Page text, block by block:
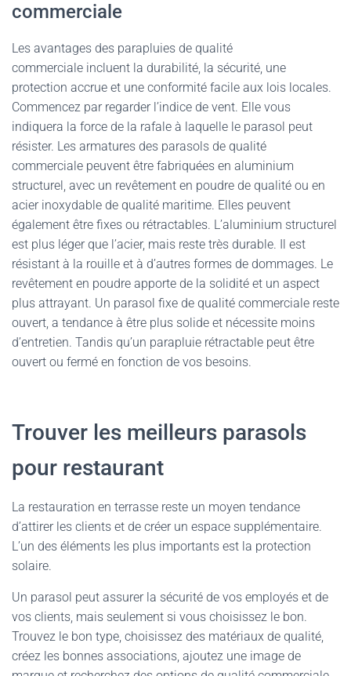
commerciale
Les avantages des parapluies de qualité
commerciale incluent la durabilité, la sécurité, une
protection accrue et une conformité facile aux lois locales.
Commencez par regarder l’indice de vent. Elle vous
indiquera la force de la rafale à laquelle le parasol peut
résister. Les armatures des parasols de qualité
commerciale peuvent être fabriquées en aluminium
structurel, avec un revêtement en poudre de qualité ou en
acier inoxydable de qualité maritime. Elles peuvent
également être fixes ou rétractables. L’aluminium structurel
est plus léger que l’acier, mais reste très durable. Il est
résistant à la rouille et à d’autres formes de dommages. Le
revêtement en poudre apporte de la solidité et un aspect
plus attrayant. Un parasol fixe de qualité commerciale reste
ouvert, a tendance à être plus solide et nécessite moins
d’entretien. Tandis qu’un parapluie rétractable peut être
ouvert ou fermé en fonction de vos besoins.
Trouver les meilleurs parasols
pour restaurant
La restauration en terrasse reste un moyen tendance
d’attirer les clients et de créer un espace supplémentaire.
L’un des éléments les plus importants est la protection
solaire.
Un parasol peut assurer la sécurité de vos employés et de
vos clients, mais seulement si vous choisissez le bon.
Trouvez le bon type, choisissez des matériaux de qualité,
créez les bonnes associations, ajoutez une image de